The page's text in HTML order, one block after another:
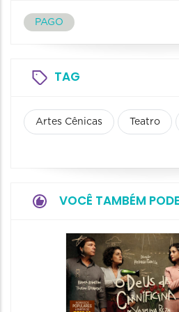
PAGO
TAG
Artes Cênicas Teatro
VOCÊ TAMBÉM